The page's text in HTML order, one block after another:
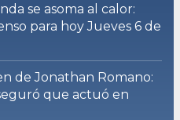
se asoma al calor:
para hoy Jueves 6 de
de Jonathan Romano:
que actuó en